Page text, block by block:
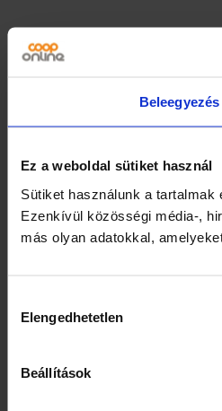
Beleegyezés
Ez a weboldal sütiket használ
Sütiket használunk a
Ezenkívül közösségi média-,
más olyan adatokkal,
kiválasztása
Elengedhetetlen
Beállítások